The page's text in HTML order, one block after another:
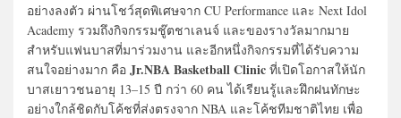
อย่างลงตัว ผ่านโชว์สุดพิเศษจาก CU Performance และ Next Idol
Academy รวมถึงกิจกรรมชู๊ตชาเลนจ์ และของรางวัลมากมาย
สำหรับแฟนบาสที่มาร่วมงาน และอีกหนึ่งกิจกรรมที่ได้รับความ
สนใจอย่างมาก คือ Jr.NBA Basketball Clinic ที่เปิดโอกาสให้นัก
บาสเยาวชนอายุ 13–15 ปี กว่า 60 คน ได้เรียนรู้และฝึกฝนทักษะ
อย่างใกล้ชิดกับโค้ชที่ส่งตรงจาก NBA และโค้ชทีมชาติไทย เพื่อ